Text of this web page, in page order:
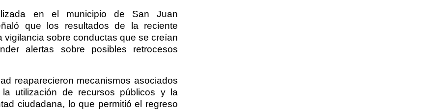
en el municipio de San Juan
que los resultados de la reciente
sobre conductas que se creían
alertas sobre posibles retrocesos
reaparecieron mecanismos asociados
utilización de recursos públicos y la
ciudadana, lo que permitió el regreso